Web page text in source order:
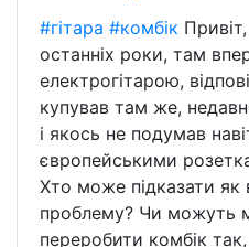
#гітара #комбік
останніх роки, там
електрогітарою,
купував там же,
і якось не подумав
європейськими
Хто може підказати як
проблему? Чи можуть
переробити комбік